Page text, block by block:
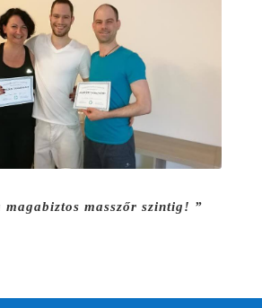
magabiztos masszőr szintig! ”